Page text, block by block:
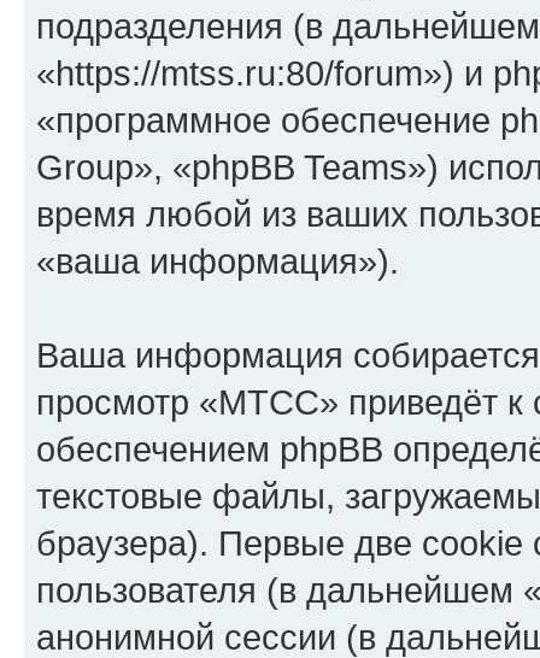
подразделения (в
«https://mtss.ru:80/forum») и
«программное обеспечение
Group», «phpBB Teams»)
время любой из ваших
«ваша информация»).
Ваша информация
просмотр «МТСС» приведёт
обеспечением phpBB
текстовые файлы,
браузера). Первые две cookie
пользователя (в дальнейшем
анонимной сессии (в